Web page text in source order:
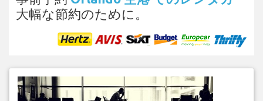
大幅な節約のために。